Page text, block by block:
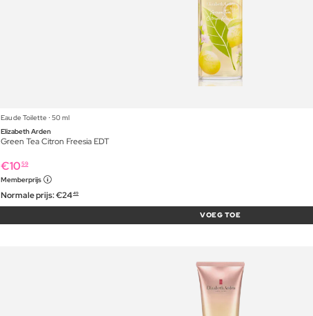
Eau de Toilette ⋅ 50 ml
Elizabeth Arden
Green Tea Citron Freesia EDT
€1059
Memberprijs
Normale prijs:€2449
VOEG TOE